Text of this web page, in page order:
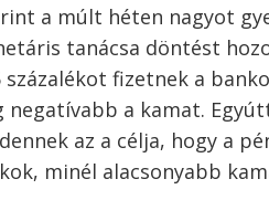
a múlt héten nagyot
tanácsa döntést
százalékot fizetnek a
negatívabb a kamat.
az a célja, hogy a
minél alacsonyabb